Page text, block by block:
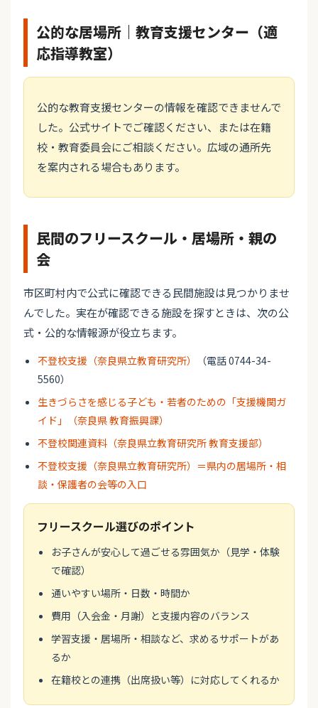
公的な居場所｜教育支援センター（適
応指導教室）
公的な教育支援センターの情報を確認できませんで
した。公式サイトでご確認ください、または在籍
校・教育委員会にご相談ください。広域の通所先
を案内される場合もあります。
民間のフリースクール・居場所・親の
会
市区町村内で公式に確認できる民間施設は見つかりませ
んでした。実在が確認できる施設を探すときは、次の公
式・公的な情報源が役立ちます。
不登校支援（奈良県立教育研究所）
（電話 0744-34-
5560）
生きづらさを感じる子ども・若者のための「支援機関ガ
イド」（奈良県 教育振興課）
不登校関連資料（奈良県立教育研究所 教育支援部）
不登校支援（奈良県立教育研究所）＝県内の居場所・相
談・保護者の会等の入口
フリースクール選びのポイント
お子さんが安心して過ごせる雰囲気か（見学・体験
で確認）
通いやすい場所・日数・時間か
費用（入会金・月謝）と支援内容のバランス
学習支援・居場所・相談など、求めるサポートがあ
るか
在籍校との連携（出席扱い等）に対応してくれるか